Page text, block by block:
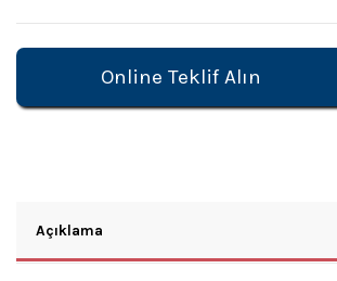
Online Teklif Alın
Açıklama